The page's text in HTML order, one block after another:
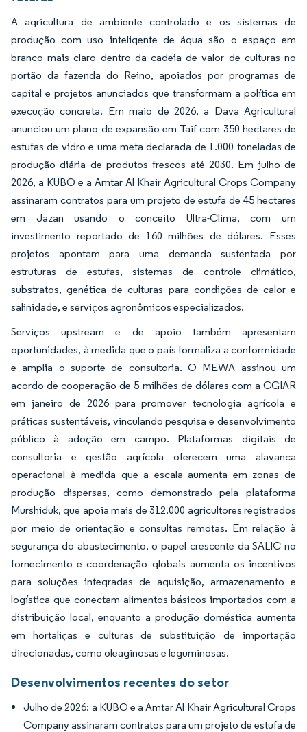
A agricultura de ambiente controlado e os sistemas de
produção com uso inteligente de água são o espaço em
branco mais claro dentro da cadeia de valor de culturas no
portão da fazenda do Reino, apoiados por programas de
capital e projetos anunciados que transformam a política em
execução concreta. Em maio de 2026, a Dava Agricultural
anunciou um plano de expansão em Taif com 350 hectares de
estufas de vidro e uma meta declarada de 1.000 toneladas de
produção diária de produtos frescos até 2030. Em julho de
2026, a KUBO e a Amtar Al Khair Agricultural Crops Company
assinaram contratos para um projeto de estufa de 45 hectares
em Jazan usando o conceito Ultra-Clima, com um
investimento reportado de 160 milhões de dólares. Esses
projetos apontam para uma demanda sustentada por
estruturas de estufas, sistemas de controle climático,
substratos, genética de culturas para condições de calor e
salinidade, e serviços agronômicos especializados.
Serviços upstream e de apoio também apresentam
oportunidades, à medida que o país formaliza a conformidade
e amplia o suporte de consultoria. O MEWA assinou um
acordo de cooperação de 5 milhões de dólares com a CGIAR
em janeiro de 2026 para promover tecnologia agrícola e
práticas sustentáveis, vinculando pesquisa e desenvolvimento
público à adoção em campo. Plataformas digitais de
consultoria e gestão agrícola oferecem uma alavanca
operacional à medida que a escala aumenta em zonas de
produção dispersas, como demonstrado pela plataforma
Murshiduk, que apoia mais de 312.000 agricultores registrados
por meio de orientação e consultas remotas. Em relação à
segurança do abastecimento, o papel crescente da SALIC no
fornecimento e coordenação globais aumenta os incentivos
para soluções integradas de aquisição, armazenamento e
logística que conectam alimentos básicos importados com a
distribuição local, enquanto a produção doméstica aumenta
em hortaliças e culturas de substituição de importação
direcionadas, como oleaginosas e leguminosas.
Desenvolvimentos recentes do setor
Julho de 2026: a KUBO e a Amtar Al Khair Agricultural Crops
Company assinaram contratos para um projeto de estufa de